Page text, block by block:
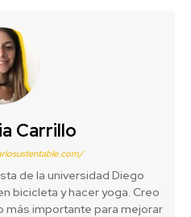
Carrillo
de la universidad Diego
bicicleta y hacer yoga. Creo
más importante para mejorar